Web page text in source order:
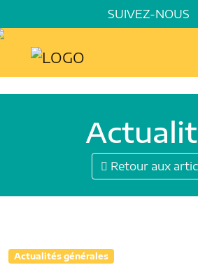
SUIVEZ-NOUS
Retour aux
Actualités générales